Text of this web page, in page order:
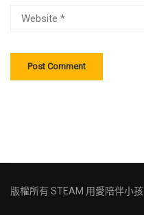
版權所有 STEAM 用愛陪伴小孩